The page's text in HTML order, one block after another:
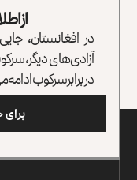
از
در افغانستان،
آزادی‌های دیگر،
در برابر سرکوب